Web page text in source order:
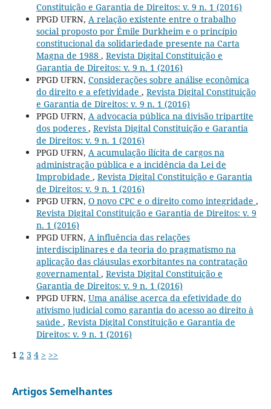
Constituição e Garantia de Direitos: v. 9 n. 1 (2016)
PPGD UFRN, A relação existente entre o trabalho
social proposto por Émile Durkheim e o princípio
constitucional da solidariedade presente na Carta
Magna de 1988 , Revista Digital Constituição e
Garantia de Direitos: v. 9 n. 1 (2016)
PPGD UFRN, Considerações sobre análise econômica
do direito e a efetividade , Revista Digital Constituição
e Garantia de Direitos: v. 9 n. 1 (2016)
PPGD UFRN, A advocacia pública na divisão tripartite
dos poderes , Revista Digital Constituição e Garantia
de Direitos: v. 9 n. 1 (2016)
PPGD UFRN, A acumulação ilícita de cargos na
administração pública e a incidência da Lei de
Improbidade , Revista Digital Constituição e Garantia
de Direitos: v. 9 n. 1 (2016)
PPGD UFRN, O novo CPC e o direito como integridade ,
Revista Digital Constituição e Garantia de Direitos: v. 9
n. 1 (2016)
PPGD UFRN, A influência das relações
interdisciplinares e da teoria do pragmatismo na
aplicação das cláusulas exorbitantes na contratação
governamental , Revista Digital Constituição e
Garantia de Direitos: v. 9 n. 1 (2016)
PPGD UFRN, Uma análise acerca da efetividade do
ativismo judicial como garantia do acesso ao direito à
saúde , Revista Digital Constituição e Garantia de
Direitos: v. 9 n. 1 (2016)
1 2 3 4 > >>
Artigos Semelhantes